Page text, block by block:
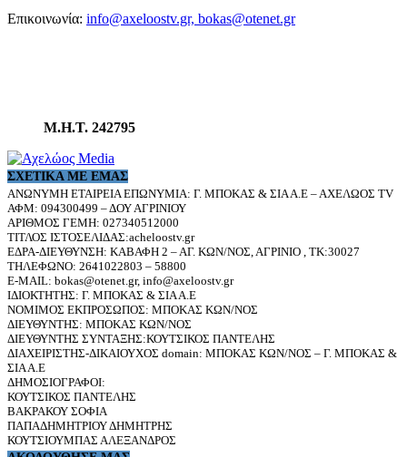
Επικοινωνία: info@axeloostv.gr, bokas@otenet.gr
Μ.Η.Τ. 242795
ΣΧΕΤΙΚΆ ΜΕ ΕΜΆΣ
ΑΝΩΝΥΜΗ ΕΤΑΙΡΕΙΑ ΕΠΩΝΥΜΙΑ: Γ. ΜΠΟΚΑΣ & ΣΙΑ Α.Ε – ΑΧΕΛΩΟΣ TV
ΑΦΜ: 094300499 – ΔΟΥ ΑΓΡΙΝΙΟΥ
ΑΡΙΘΜΟΣ ΓΕΜΗ: 027340512000
ΤΙΤΛΟΣ ΙΣΤΟΣΕΛΙΔΑΣ:acheloostv.gr
ΕΔΡΑ-ΔΙΕΥΘΥΝΣΗ: ΚΑΒΑΦΗ 2 – ΑΓ. ΚΩΝ/ΝΟΣ, ΑΓΡΙΝΙΟ , ΤΚ:30027
ΤΗΛΕΦΩΝΟ: 2641022803 – 58800
E-MAIL: bokas@otenet.gr, info@axeloostv.gr
ΙΔΙΟΚΤΗΤΗΣ: Γ. ΜΠΟΚΑΣ & ΣΙΑ Α.Ε
ΝΟΜΙΜΟΣ ΕΚΠΡΟΣΩΠΟΣ: ΜΠΟΚΑΣ ΚΩΝ/ΝΟΣ
ΔΙΕΥΘΥΝΤΗΣ: ΜΠΟΚΑΣ ΚΩΝ/ΝΟΣ
ΔΙΕΥΘΥΝΤΗΣ ΣΥΝΤΑΞΗΣ:ΚΟΥΤΣΙΚΟΣ ΠΑΝΤΕΛΗΣ
ΔΙΑΧΕΙΡΙΣΤΗΣ-ΔΙΚΑΙΟΥΧΟΣ domain: ΜΠΟΚΑΣ ΚΩΝ/ΝΟΣ – Γ. ΜΠΟΚΑΣ &
ΣΙΑ Α.Ε
ΔΗΜΟΣΙΟΓΡΑΦΟΙ:
ΚΟΥΤΣΙΚΟΣ ΠΑΝΤΕΛΗΣ
ΒΑΚΡΑΚΟΥ ΣΟΦΙΑ
ΠΑΠΑΔΗΜΗΤΡΙΟΥ ΔΗΜΗΤΡΗΣ
ΚΟΥΤΣΙΟΥΜΠΑΣ ΑΛΕΞΑΝΔΡΟΣ